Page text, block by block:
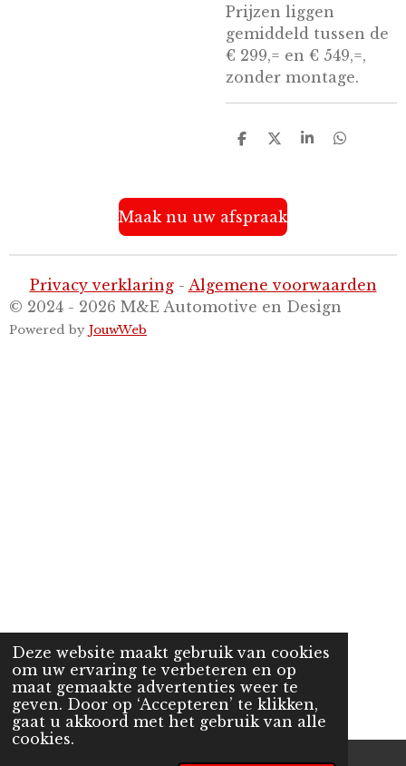
Deze website maakt gebruik van cookies
om uw ervaring te verbeteren en op
maat gemaakte advertenties weer te
geven. Door op ‘Accepteren’ te klikken,
gaat u akkoord met het gebruik van alle
cookies.
Prijzen liggen
gemiddeld tussen de
€ 299,= en € 549,=,
zonder montage.
D
n
D
S
D
Maak nu uw afspraak
Privacy verklaring- Algemene voorwaarden
© 2024 - 2026 M&E Automotive en Design
Powered by JouwWeb